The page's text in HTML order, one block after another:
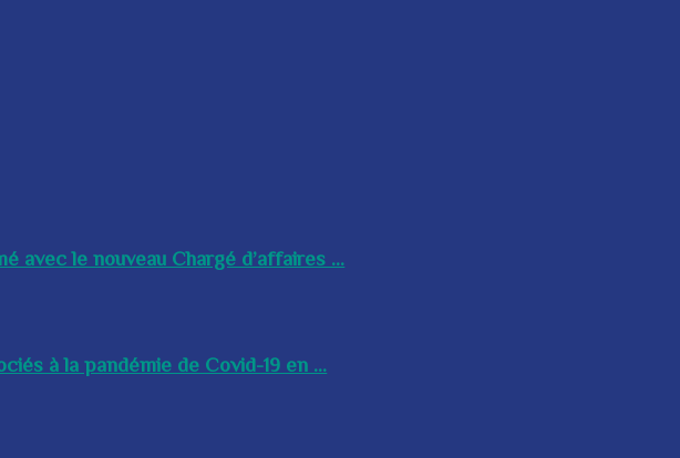
avec le nouveau Chargé d’affaires ...
à la pandémie de Covid-19 en ...